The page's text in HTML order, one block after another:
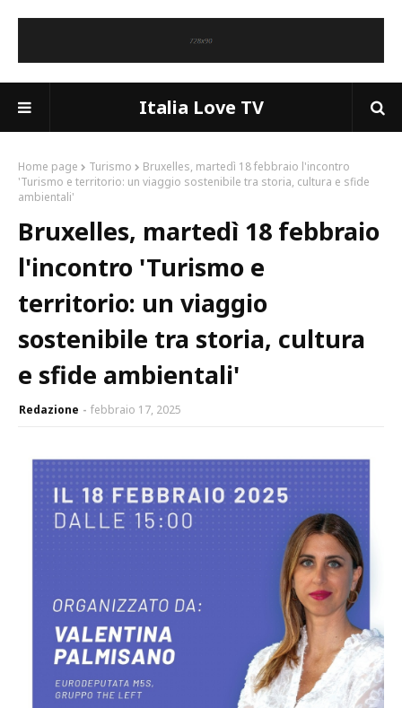
Italia Love TV
Home page Turismo
Bruxelles, martedì 18 febbraio l'incontro
'Turismo e territorio: un viaggio sostenibile tra storia, cultura e sfide
ambientali'
Bruxelles, martedì 18 febbraio
l'incontro 'Turismo e
territorio: un viaggio
sostenibile tra storia, cultura
e sfide ambientali'
Redazione febbraio 17, 2025